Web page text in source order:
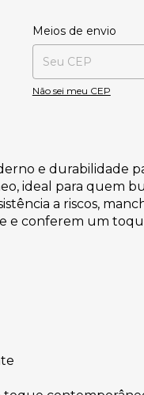
Entregas para o CEP:
Meios de envio
Não sei meu CEP
e durabilidade
ideal para quem
a riscos,
e conferem um